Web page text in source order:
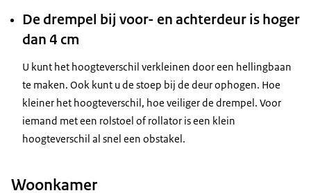
De drempel bij voor- en achterdeur is hoger
dan 4 cm
U kunt het hoogteverschil verkleinen door een hellingbaan
te maken. Ook kunt u de stoep bij de deur ophogen. Hoe
kleiner het hoogteverschil, hoe veiliger de drempel. Voor
iemand met een rolstoel of rollator is een klein
hoogteverschil al snel een obstakel.
Woonkamer